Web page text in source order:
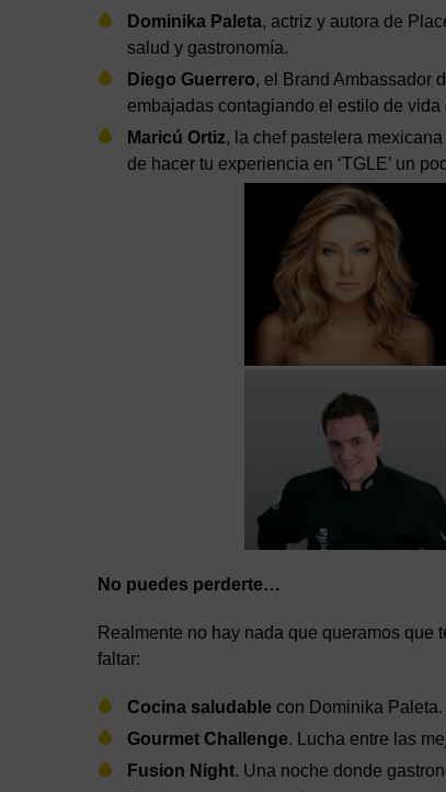
Dominika Paleta, actriz y autora de
salud y gastronomía.
Diego Guerrero, el Brand Ambassador
embajadas contagiando el estilo de
Maricú Ortiz, la chef pastelera
de hacer tu experiencia en ‘TGLE’ un
No puedes perderte…
Realmente no hay nada que queramos
faltar:
Cocina saludable con Dominika
Gourmet Challenge. Lucha entre las
Fusion Night. Una noche donde